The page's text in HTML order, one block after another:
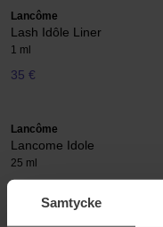
Samtycke
Lancôme
Lash Idôle Liner
1 ml
35 €
Lancôme
Lancome Idole
25 ml